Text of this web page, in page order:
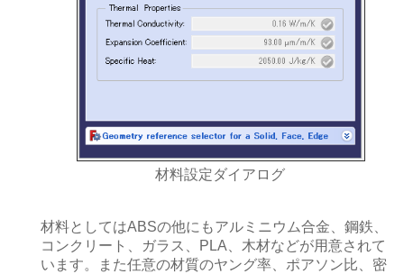
材料設定ダイアログ
材料としてはABSの他にもアルミニウム合金、鋼鉄、
コンクリート、ガラス、PLA、木材などが用意されて
います。また任意の材質のヤング率、ポアソン比、密